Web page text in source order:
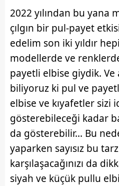
2022 yılından bu yana
çılgın bir pul-payet
edelim son iki yıldır
modellerde ve
payetli elbise giydik. Ve
biliyoruz ki pul ve
elbise ve kıyafetler sizi
gösterebileceği kadar
da gösterebilir... Bu
yaparken sayısız bu
karşılaşacağınızı da
siyah ve küçük pullu